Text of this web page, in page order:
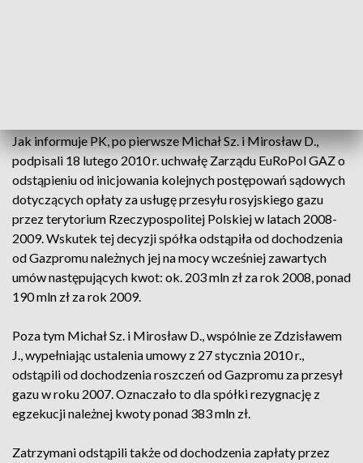
Jak informuje PK, po pierwsze Michał Sz. i Mirosław D.,
podpisali 18 lutego 2010 r. uchwałę Zarządu EuRoPol GAZ o
odstąpieniu od inicjowania kolejnych postępowań sądowych
dotyczących opłaty za usługę przesyłu rosyjskiego gazu
przez terytorium Rzeczypospolitej Polskiej w latach 2008-
2009. Wskutek tej decyzji spółka odstąpiła od dochodzenia
od Gazpromu należnych jej na mocy wcześniej zawartych
umów następujących kwot: ok. 203 mln zł za rok 2008, ponad
190 mln zł za rok 2009.
Poza tym Michał Sz. i Mirosław D., wspólnie ze Zdzisławem
J., wypełniając ustalenia umowy z 27 stycznia 2010 r.,
odstąpili od dochodzenia roszczeń od Gazpromu za przesył
gazu w roku 2007. Oznaczało to dla spółki rezygnację z
egzekucji należnej kwoty ponad 383 mln zł.
Zatrzymani odstąpili także od dochodzenia zapłaty przez